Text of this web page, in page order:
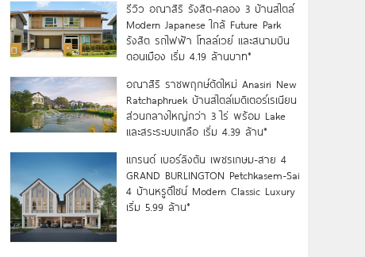
รีวิว อณาสิริ รังสิต-คลอง 3 บ้านสไตล์
Modern Japanese ใกล้ Future Park
รังสิต รถไฟฟ้า โทลล์เวย์ และสนามบิน
ดอนเมือง เริ่ม 4.19 ล้านบาท*
อณาสิริ ราชพฤกษ์ตัดใหม่ Anasiri New
Ratchaphruek บ้านสไตล์เมดิเตอร์เรเนียน
ส่วนกลางใหญ่กว่า 3 ไร่ พร้อม Lake
และสระระบบเกลือ เริ่ม 4.39 ล้าน*
แกรนด์ เบอร์ลิงตัน เพชรเกษม-สาย 4
GRAND BURLINGTON Petchkasem-Sai
4 บ้านหรูดีไซน์ Modern Classic Luxury
เริ่ม 5.99 ล้าน*